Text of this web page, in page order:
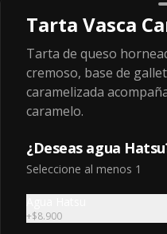
$21.800
Tarta Vasca
Tarta de queso
cremoso, base de
caramelizada
caramelo.
¿Deseas agua
Seleccione al menos 1
+$8.900